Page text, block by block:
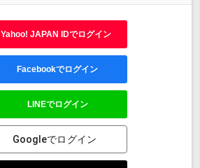
Yahoo! JAPAN IDでログイン
Facebookでログイン
LINEでログイン
Googleでログイン